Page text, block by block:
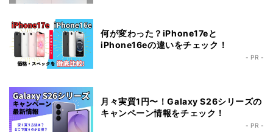
何が変わった？iPhone17eと
iPhone16eの違いをチェック！
- PR -
月々実質1円〜！Galaxy S26シリーズの
キャンペーン情報をチェック！
- PR -